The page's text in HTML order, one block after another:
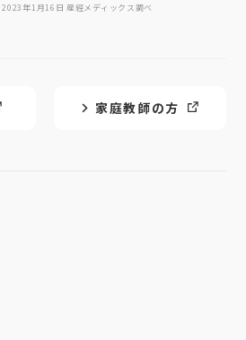
年1月16日 産經メディックス調べ
家庭教師の方